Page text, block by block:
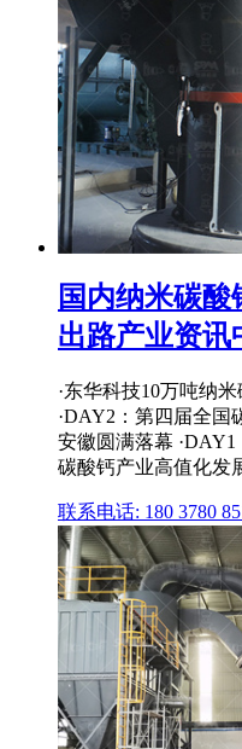
国内纳米碳
出路产业资讯
·东华科技10万吨纳
·DAY2：第四届全国
安徽圆满落幕
碳酸钙产业高值化发
联系电话: 180 3780